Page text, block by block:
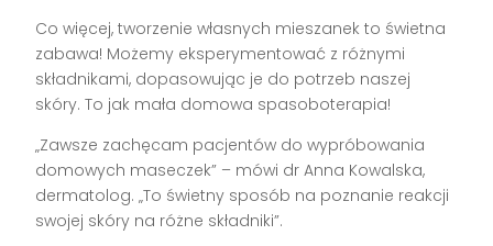
Co więcej, tworzenie własnych mieszanek to świetna
zabawa! Możemy eksperymentować z różnymi
składnikami, dopasowując je do potrzeb naszej
skóry. To jak mała domowa spasoboterapia!
„Zawsze zachęcam pacjentów do wypróbowania
domowych maseczek” – mówi dr Anna Kowalska,
dermatolog. „To świetny sposób na poznanie reakcji
swojej skóry na różne składniki”.